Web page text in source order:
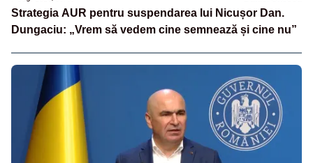
Strategia AUR pentru suspendarea lui Nicușor Dan.
Dungaciu: „Vrem să vedem cine semnează și cine nu”